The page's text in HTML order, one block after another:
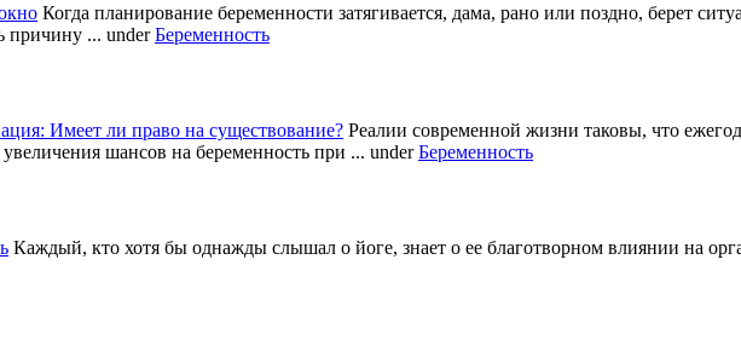
Когда планирование беременности затягивается, дама, рано или поздно, берет
причину ... underБеременность
Имеет ли право на существование? Реалии современной жизни таковы, что
шансов на беременность при ... underБеременность
Каждый, кто хотя бы однажды слышал о йоге, знает о ее благотворном влиянии на